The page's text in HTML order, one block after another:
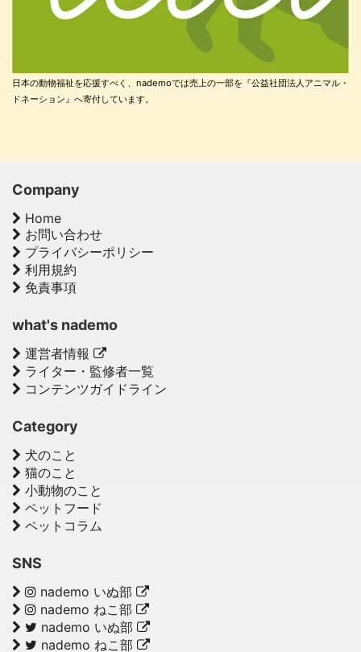
日本の動物福祉を応援すべく、nademoでは売上の一部を『公益社団法人アニマル・
ドネーション』へ寄付しています。
Company
Home
お問い合わせ
プライバシーポリシー
利用規約
免責事項
what's nademo
運営者情報
ライター・監修者一覧
コンテンツガイドライン
Category
犬のこと
猫のこと
小動物のこと
ペットフード
ペットコラム
SNS
nademo いぬ部
nademo ねこ部
nademo いぬ部
nademo ねこ部